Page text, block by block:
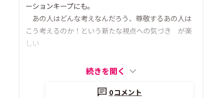
ーションキープにも。
あの人はどんな考えなんだろう、尊敬するあの人は
こう考えるのか！という新たな視点への気づき が楽
しい
続きを開く
0コメント